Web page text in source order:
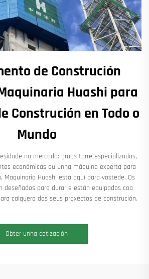
de Construción
Huashi para
Construción en Todo o
Mundo
no mercado: grúas torre especializadas,
económicas ou unha máquina experta para
Maquinaria Huashi está aquí para vostede. Os
deseñados para durar e están equipados coa
calquera dos seus proxectos de construción.
Obter unha cotización